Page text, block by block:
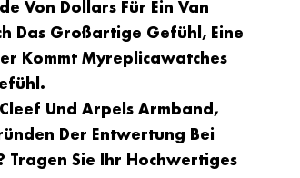
Von Dollars Für Ein Van
Das Großartige Gefühl, Eine
Kommt Myreplicawatches
Und Arpels Armband,
Der Entwertung Bei
Tragen Sie Ihr Hochwertiges